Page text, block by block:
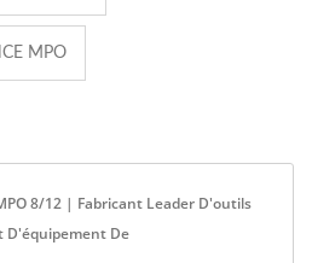
MPO
8/12 | Fabricant Leader D'outils
D'équipement De